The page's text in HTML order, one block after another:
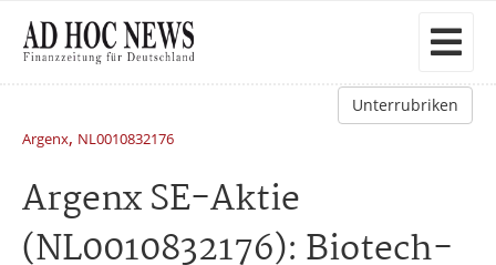
Unterrubriken
Argenx, NL0010832176
Argenx SE-Aktie
(NL0010832176): Biotech-